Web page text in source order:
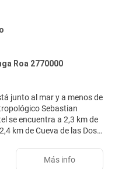
Roa 2770000
junto al mar y a menos de
Sebastian
km de Cueva de las Dos
como una piscina al aire
Más info